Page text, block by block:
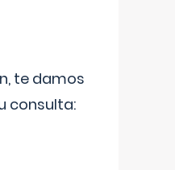
te damos
consulta: